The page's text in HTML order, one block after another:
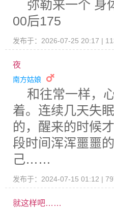
弥勒来一个 身
00后175
发布于：2026-07-25 20:17 |
夜
南方姑娘
和往常一样，
着。连续几天失
的，醒来的时候
段时间浑浑噩噩
己……
发布于：2024-07-15 01:12 |
就这样吧……